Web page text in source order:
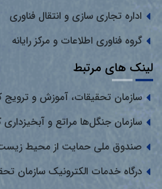
اداره تجاری سازی و انتقال فناوری
گروه فناوری اطلاعات و مرکز رایانه
لینک های مرتبط
سازمان تحقیقات، آموزش و ترویج
سازمان جنگل‌ها مراتع و آبخیزداری
صندوق ملی حمایت از محیط
درگاه خدمات الکترونیک سازمان